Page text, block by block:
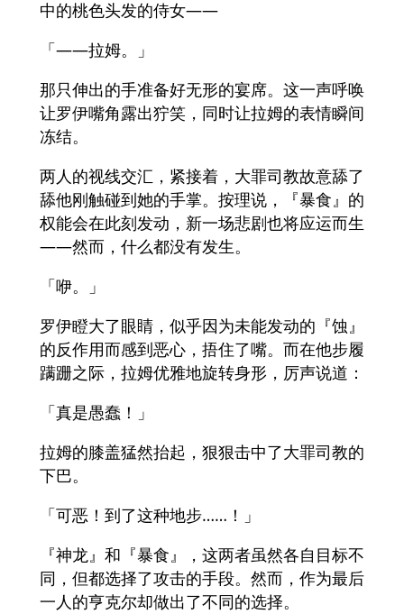
中的桃色头发的侍女——
「——拉姆。」
那只伸出的手准备好无形的宴席。这一声呼唤
让罗伊嘴角露出狞笑，同时让拉姆的表情瞬间
冻结。
两人的视线交汇，紧接着，大罪司教故意舔了
舔他刚触碰到她的手掌。按理说，『暴食』的
权能会在此刻发动，新一场悲剧也将应运而生
——然而，什么都没有发生。
「咿。」
罗伊瞪大了眼睛，似乎因为未能发动的『蚀』
的反作用而感到恶心，捂住了嘴。而在他步履
蹒跚之际，拉姆优雅地旋转身形，厉声说道：
「真是愚蠢！」
拉姆的膝盖猛然抬起，狠狠击中了大罪司教的
下巴。
「可恶！到了这种地步……！」
『神龙』和『暴食』，这两者虽然各自目标不
同，但都选择了攻击的手段。然而，作为最后
一人的亨克尔却做出了不同的选择。